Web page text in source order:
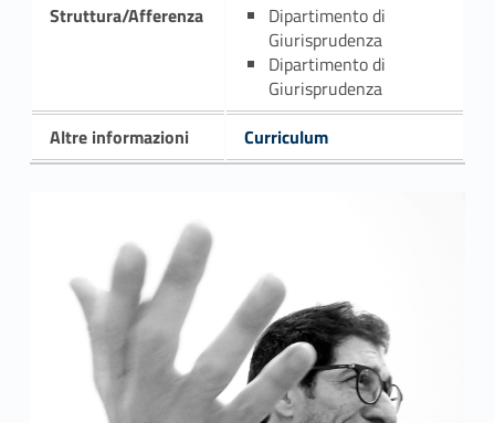
Struttura/Afferenza
Dipartimento di
Giurisprudenza
Dipartimento di
Giurisprudenza
Altre informazioni
Curriculum